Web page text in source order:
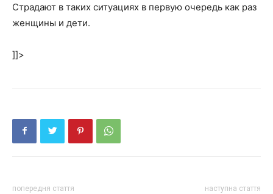
Страдают в таких ситуациях в первую очередь как раз
женщины и дети.
]]>
попередня стаття наступна стаття